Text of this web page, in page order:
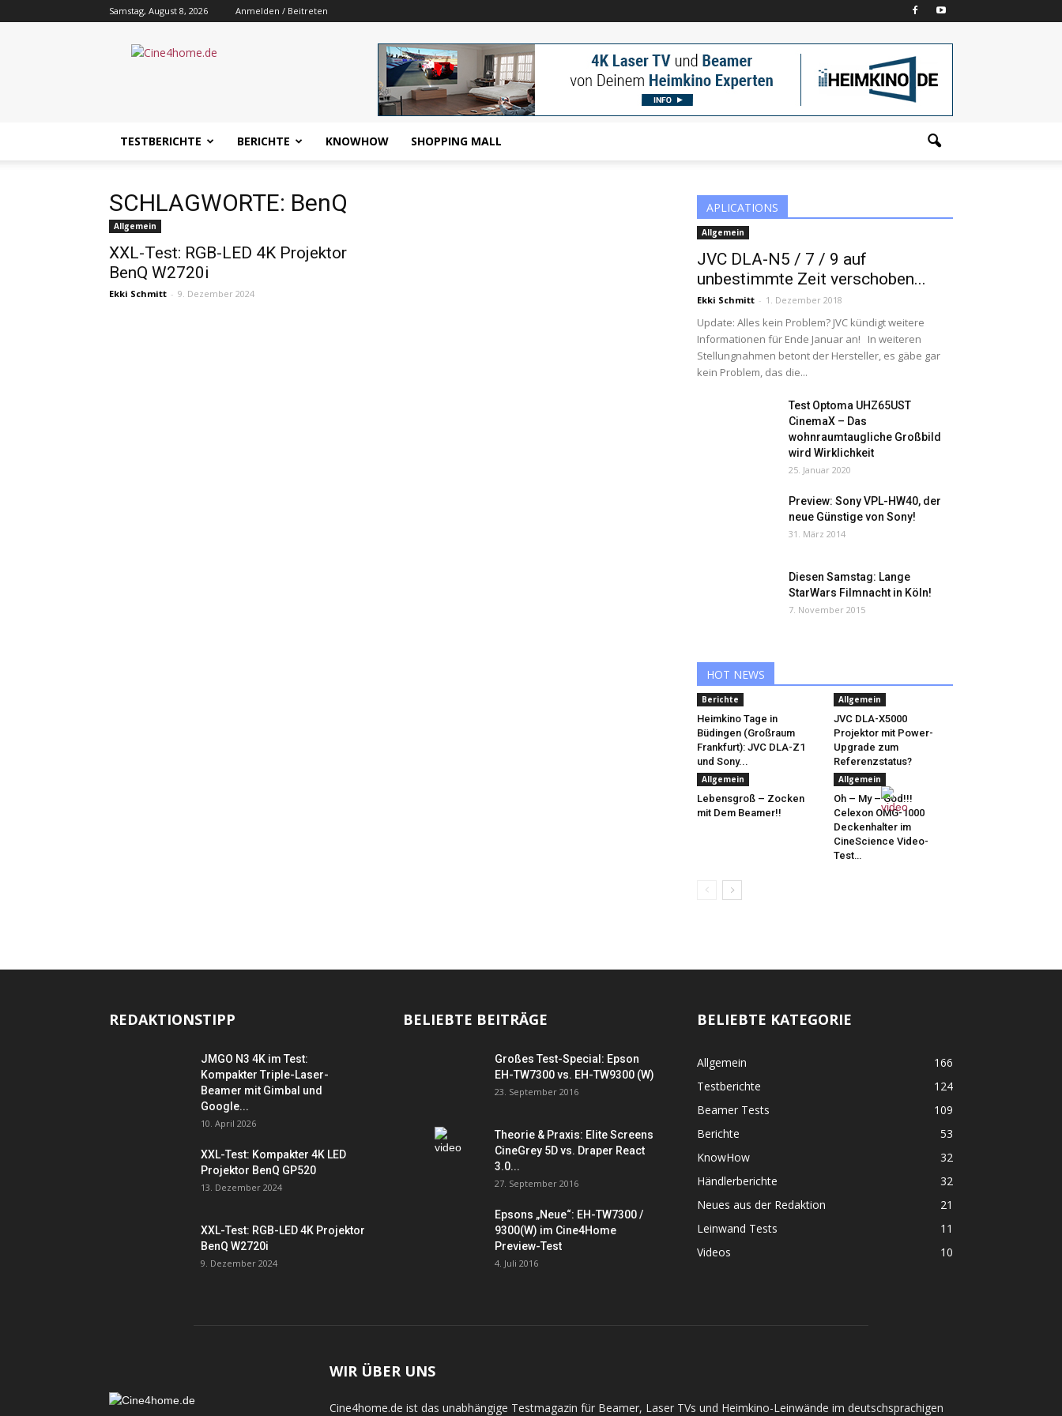
Samstag, August 8, 2026 Anmelden / Beitreten
Cine4home.de
TESTBERICHTE BERICHTE KNOWHOW SHOPPING MALL
SCHLAGWORTE: BenQ
Allgemein
XXL-Test: RGB-LED 4K Projektor
BenQ W2720i
Ekki Schmitt - 9. Dezember 2024
APLICATIONS
Allgemein
JVC DLA-N5 / 7 / 9 auf
unbestimmte Zeit verschoben...
Ekki Schmitt - 1. Dezember 2018
Update: Alles kein Problem? JVC kündigt weitere
Informationen für Ende Januar an! In weiteren
Stellungnahmen betont der Hersteller, es gäbe gar
kein Problem, das die...
Test Optoma UHZ65UST
CinemaX – Das
wohnraumtaugliche Großbild
wird Wirklichkeit
25. Januar 2020
Preview: Sony VPL-HW40, der
neue Günstige von Sony!
31. März 2014
Diesen Samstag: Lange
StarWars Filmnacht in Köln!
7. November 2015
HOT NEWS
Berichte
Heimkino Tage in
Büdingen (Großraum
Frankfurt): JVC DLA-Z1
und Sony...
Allgemein
JVC DLA-X5000
Projektor mit Power-
Upgrade zum
Referenzstatus?
Allgemein
Lebensgroß – Zocken
mit Dem Beamer!!
Allgemein
Oh – My – God!!!
Celexon OMG-1000
Deckenhalter im
CineScience Video-
Test…
REDAKTIONSTIPP
JMGO N3 4K im Test:
Kompakter Triple-Laser-
Beamer mit Gimbal und
Google...
10. April 2026
XXL-Test: Kompakter 4K LED
Projektor BenQ GP520
13. Dezember 2024
XXL-Test: RGB-LED 4K Projektor
BenQ W2720i
9. Dezember 2024
BELIEBTE BEITRÄGE
Großes Test-Special: Epson
EH-TW7300 vs. EH-TW9300 (W)
23. September 2016
Theorie & Praxis: Elite Screens
CineGrey 5D vs. Draper React
3.0...
27. September 2016
Epsons „Neue“: EH-TW7300 /
9300(W) im Cine4Home
Preview-Test
4. Juli 2016
BELIEBTE KATEGORIE
Allgemein
166
Testberichte
124
Beamer Tests
109
Berichte
53
KnowHow
32
Händlerberichte
32
Neues aus der Redaktion
21
Leinwand Tests
11
Videos
10
WIR ÜBER UNS
Cine4home.de ist das unabhängige Testmagazin für Beamer, Laser TVs und Heimkino-Leinwände im deutschsprachigen